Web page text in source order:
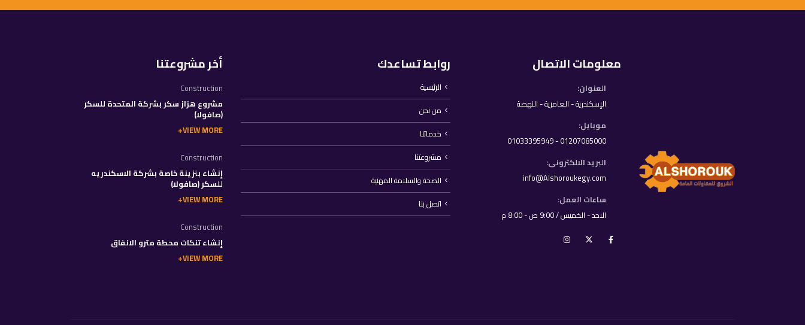
معلومات الاتصال
العنوان:
الإسكندرية - العامرية - النهضة
موبايل:
01207085000 - 01033395949
البريد الالكترونى:
info@Alshoroukegy.com
ساعات العمل:
الاحد - الخميس / 9:00 ص - 8:00 م
روابط تساعدك
الرئيسية
من نحن
خدماتنا
مشروعتنا
الصحة والسلامة المهنية
اتصل بنا
أخر مشروعتنا
Construction
مشروع هزاز سكر بشركة المتحدة للسكر
(صافولا)
VIEW MORE
Construction
إنشاء بنزينة خاصة بشركة الاسكندريه
للسكر (صافولا)
VIEW MORE
Construction
إنشاء تنكات محطة مترو الانفاق
VIEW MORE